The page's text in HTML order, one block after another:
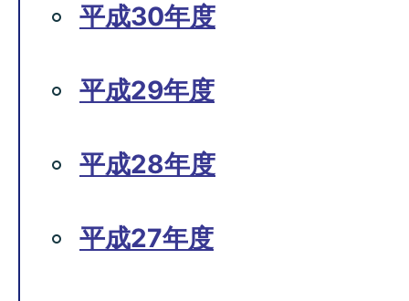
平成30年度
平成29年度
平成28年度
平成27年度